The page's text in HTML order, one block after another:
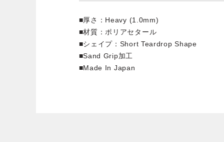
■厚さ：Heavy (1.0mm)
■材質：ポリアセタール
■シェイプ：Short Teardrop Shape
■Sand Grip加工
■Made In Japan